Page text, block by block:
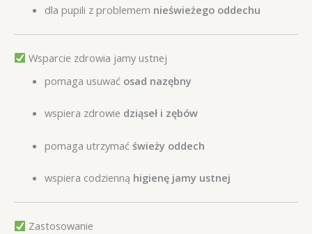
dla pupili z problemem nieświeżego oddechu
Wsparcie zdrowia jamy ustnej
pomaga usuwać osad nazębny
wspiera zdrowie dziąseł i zębów
pomaga utrzymać świeży oddech
wspiera codzienną higienę jamy ustnej
Zastosowanie